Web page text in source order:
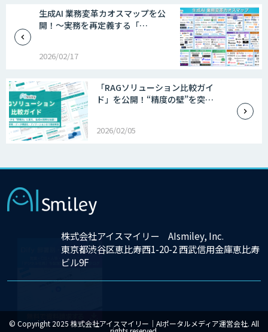
生成AI 業務変革カオスマップを公
開！～実務を再定義する「…
2026/02/17
「RAGソリューション比較ガイ
ド」を公開！“精度の壁”を突…
2026/02/05
株式会社アイスマイリー AIsmiley, Inc.
東京都渋谷区恵比寿西1-20-2 西武信用金庫恵比寿
ビル9F
© Copyright 2025 株式会社アイスマイリー｜AIポータルメディア運営会社. All
×